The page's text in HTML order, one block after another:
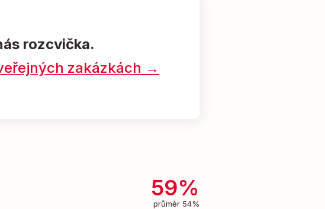
rozcvička.
zakázkách →
59%
průměr 54%